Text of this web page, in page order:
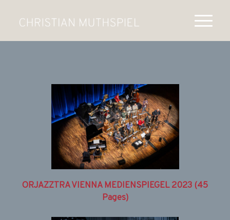
ORJAZZTRA VIENNA MEDIENSPIEGEL 2023 (45
Pages)